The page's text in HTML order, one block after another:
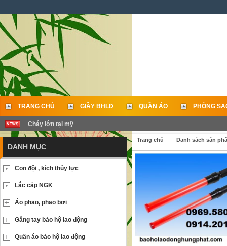
TRANG CHỦ GIẦY BHLĐ QUẦN ÁO PHÒNG
LIÊN HỆ
Cháy lớn tại mỹ
Trang chủ Danh sách sản
DANH MỤC
Con đội , kích thủy lực
Lắc cáp NGK
Áo phao, phao bơi
Găng tay bảo hộ lao động
Quần áo bảo hộ lao động